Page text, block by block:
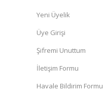
Yeni Üyelik
Üye Girişi
Şifremi Unuttum
İletişim Formu
Havale Bildirim Formu